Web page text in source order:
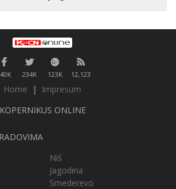
234K 123K 12,123
Home |
Impresum
KOPERNIKUS ONLINE
Niš
Jagodina
Smederevo